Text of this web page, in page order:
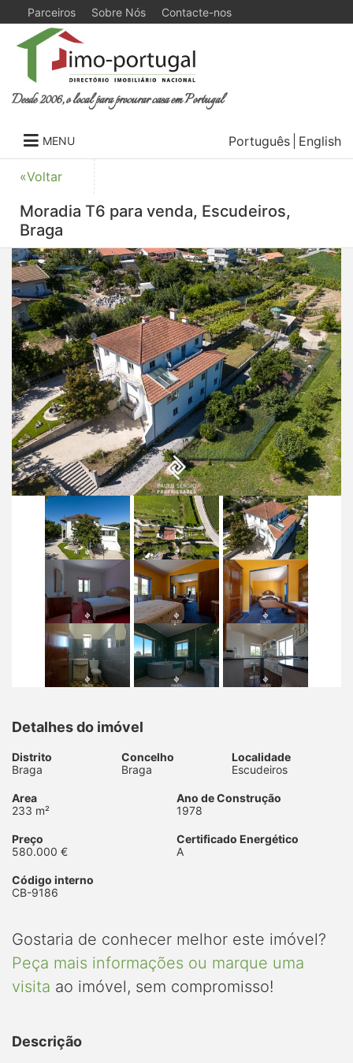
Parceiros Sobre Nós Contacte-nos
Desde 2006, o local para procurar casa em Portugal
MENU Português English
«Voltar
Moradia T6 para venda, Escudeiros,
Braga
Detalhes do imóvel
Distrito
Braga
Concelho
Braga
Localidade
Escudeiros
Area
233 m²
Ano de Construção
1978
Preço
580.000 €
Certificado Energético
A
Código interno
CB-9186
Gostaria de conhecer melhor este imóvel?
Peça mais informações ou marque uma
visita ao imóvel, sem compromisso!
Descrição